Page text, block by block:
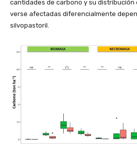
cantidades de carbono y su distribución
verse afectadas diferencialmente
silvopastoril.